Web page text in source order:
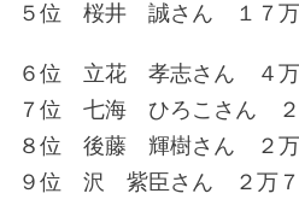
５位 桜井 誠さん １７万
６位 立花 孝志さん ４万
７位 七海 ひろこさん ２
８位 後藤 輝樹さん ２万
９位 沢 紫臣さん ２万７